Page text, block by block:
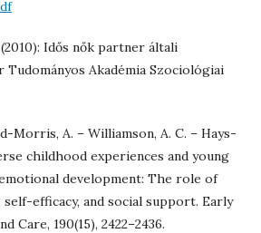
Idős nők partner általi
Tudományos Akadémia Szociológiai
Morris, A. – Williamson, A. C. – Hays-
childhood experiences and young
development: The role of
efficacy, and social support. Early
Care, 190(15), 2422–2436.